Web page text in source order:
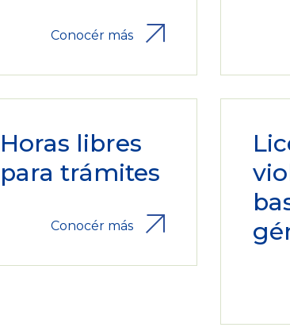
Conocér más
Horas libres
para trámites
Conocér más